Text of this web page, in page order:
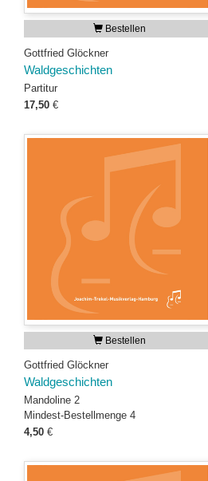
Bestellen
Gottfried Glöckner
Waldgeschichten
Partitur
17,50 €
Bestellen
Gottfried Glöckner
Waldgeschichten
Mandoline 2
Mindest-Bestellmenge 4
4,50 €